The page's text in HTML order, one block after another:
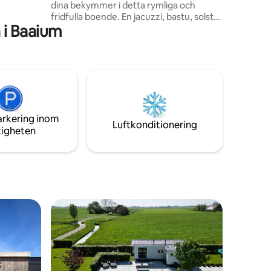
dina bekymmer i detta rymliga och
fridfulla boende. En jacuzzi, bastu, solstol
och elektriska boxfjädrar säkerställer att
du kan koppla av i en vacker miljö! Allt är
finns lite eller ingen rörelse och verkligen
Baaium
inom
Luftkonditionering